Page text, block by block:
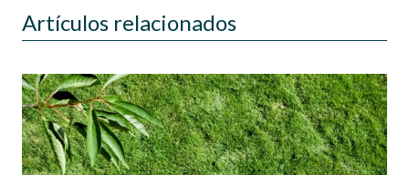
Artículos relacionados